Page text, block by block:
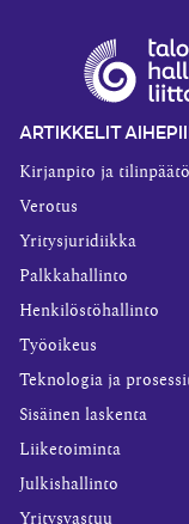
ARTIKKELIT
Kirjanpito ja
Verotus
Yritysjuridiikka
Palkkahallinto
Henkilöstöhallinto
Työoikeus
Teknologia ja
Sisäinen laskenta
Liiketoiminta
Julkishallinto
Yritysvastuu